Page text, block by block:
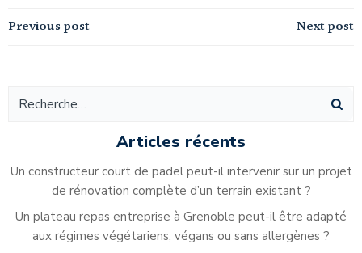
Navigation
l’article
Previous post Navigation
Next post
Articles récents
Un constructeur court de padel peut-il intervenir sur un projet
de rénovation complète d’un terrain existant ?
Un plateau repas entreprise à Grenoble peut-il être adapté
aux régimes végétariens, végans ou sans allergènes ?